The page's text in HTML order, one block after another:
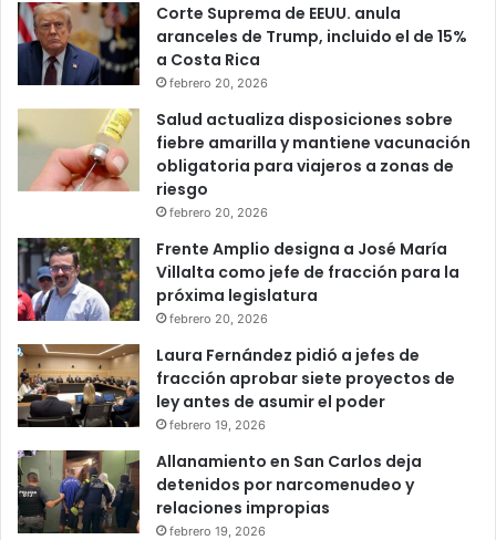
Corte Suprema de EEUU. anula
aranceles de Trump, incluido el de 15%
a Costa Rica
febrero 20, 2026
Salud actualiza disposiciones sobre
fiebre amarilla y mantiene vacunación
obligatoria para viajeros a zonas de
riesgo
febrero 20, 2026
Frente Amplio designa a José María
Villalta como jefe de fracción para la
próxima legislatura
febrero 20, 2026
Laura Fernández pidió a jefes de
fracción aprobar siete proyectos de
ley antes de asumir el poder
febrero 19, 2026
Allanamiento en San Carlos deja
detenidos por narcomenudeo y
relaciones impropias
febrero 19, 2026